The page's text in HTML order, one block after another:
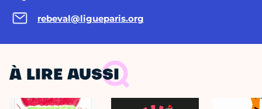
rebeval@ligueparis.org
À LIRE AUSSI